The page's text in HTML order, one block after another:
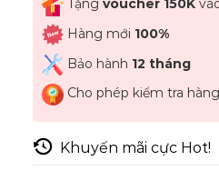
Tặng voucher 150K
Hàng mới 100%
Bảo hành 12 tháng
Cho phép kiểm tra
Khuyến mãi cực Hot!